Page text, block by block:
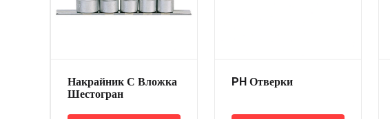
Накрайник С Вложка
Шестогран
PH Отверки